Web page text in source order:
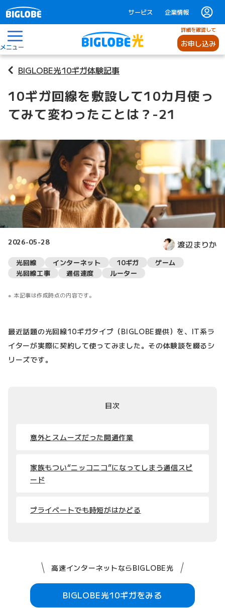
サービス 企業情報
メニュー
詳細を確認して
お申し込み
BIGLOBE光10ギガ体験記事
10ギガ回線を敷設して10カ月使っ
てみて変わったことは？-21
2026-05-28 渡辺まりか
光回線 インターネット 10ギガ
ゲーム
光回線工事
通信速度 ルーター
本記事は作成時点の内容です。
最近話題の光回線10ギガタイプ（BIGLOBE提供）を、IT系ラ
イターが実際に契約して使ってみました。その体験談を綴るシ
リーズです。
目次
意外とスムーズだった開通作業
家族もつい“ニッコニコ”になってしまう通信スピ
ード
プライベートでも時短がはかどる
高速インターネットならBIGLOBE光
BIGLOBE光10ギガをみる